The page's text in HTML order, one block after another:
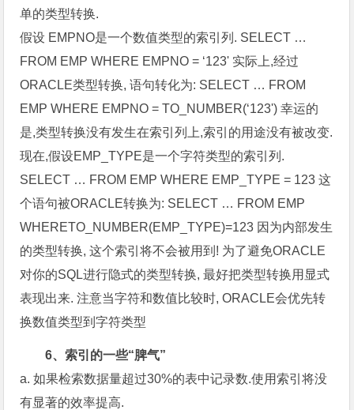
单的类型转换.
假设 EMPNO是一个数值类型的索引列. SELECT …
FROM EMP WHERE EMPNO = ‘123' 实际上,经过
ORACLE类型转换, 语句转化为: SELECT … FROM
EMP WHERE EMPNO = TO_NUMBER(‘123') 幸运的
是,类型转换没有发生在索引列上,索引的用途没有被改变.
现在,假设EMP_TYPE是一个字符类型的索引列.
SELECT … FROM EMP WHERE EMP_TYPE = 123 这
个语句被ORACLE转换为: SELECT … FROM EMP
WHERETO_NUMBER(EMP_TYPE)=123 因为内部发生
的类型转换, 这个索引将不会被用到! 为了避免ORACLE
对你的SQL进行隐式的类型转换, 最好把类型转换用显式
表现出来. 注意当字符和数值比较时, ORACLE会优先转
换数值类型到字符类型
6、索引的一些“脾气”
a. 如果检索数据量超过30%的表中记录数.使用索引将没
有显著的效率提高.